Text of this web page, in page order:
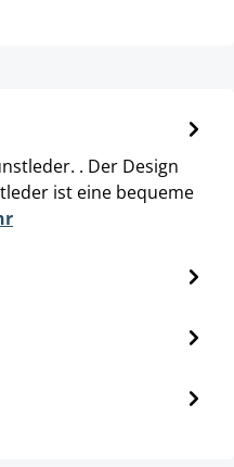
. Der Design
ist eine bequeme